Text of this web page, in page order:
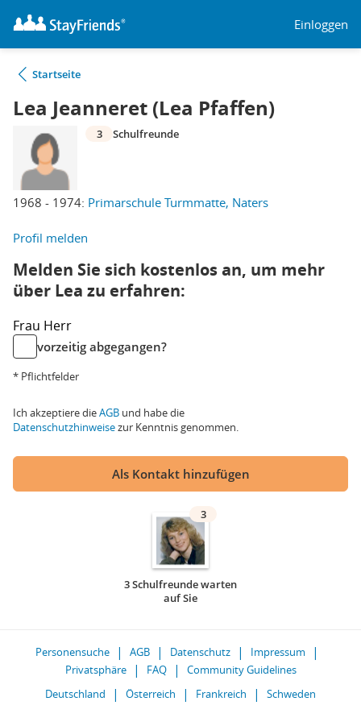
Einloggen
Startseite
Lea Jeanneret (Lea Pfaffen)
1968 - 1974: Primarschule Turmmatte, Naters
3 Schulfreunde
Profil melden
Melden Sie sich kostenlos an, um mehr
über Lea zu erfahren:
Frau Herr
vorzeitig abgegangen?
* Pflichtfelder
Ich akzeptiere dieAGB und habe die
Datenschutzhinweisezur Kenntnis genommen.
Als Kontakt hinzufügen
3
3 Schulfreunde warten
auf Sie
Personensuche AGB Datenschutz
Impressum
Privatsphäre
FAQ
Community Guidelines
Deutschland
Österreich Frankreich Schweden